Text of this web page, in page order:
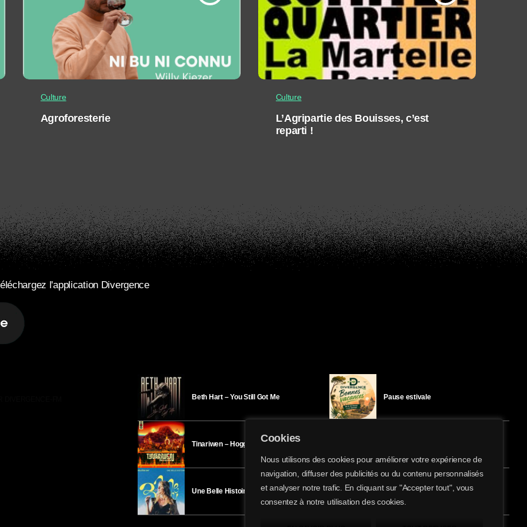
Cookies
Nous utilisons des cookies pour améliorer votre expérience de
navigation, diffuser des publicités ou du contenu personnalisés
et analyser notre trafic. En cliquant sur "Accepter tout", vous
consentez à notre utilisation des cookies.
share
1
email
Culture
Agroforesterie
Culture
L’Agripartie des Bouisses, c’est
reparti !
l'application Divergence
Beth Hart – You Still Got Me
Tinariwen – Hoggar
Une Belle Histoire – Héloïse Bay
Pause estivale
Ici l’Ombre – mardi 28 juillet